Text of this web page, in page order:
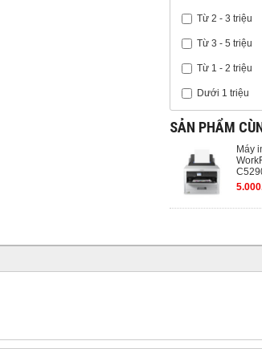
Từ 2 - 3 triệu
Từ 3 - 5 triệu
Từ 1 - 2 triệu
Dưới 1 triệu
SẢN PHẨM
Máy